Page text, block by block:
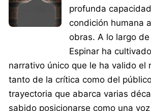
profunda
condición humana
obras. A lo largo
Espinar ha
narrativo único que le ha valido el
tanto de la crítica como del
trayectoria que abarca varias
sabido posicionarse como una